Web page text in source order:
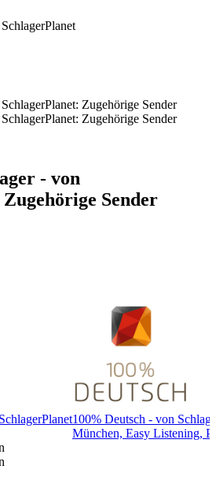
Zugehörige Sender
Zugehörige Sender
- von
Sender
100% Deutsch - von
München, Easy Listening,